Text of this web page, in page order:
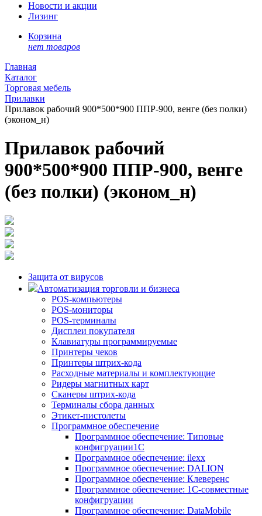
Новости и акции
Лизинг
Корзина
нет товаров
Главная
Каталог
Торговая мебель
Прилавки
Прилавок рабочий 900*500*900 ППР-900, венге (без полки)
(эконом_н)
Прилавок рабочий
900*500*900 ППР-900, венге
(без полки) (эконом_н)
Защита от вирусов
Автоматизация торговли и бизнеса
POS-компьютеры
POS-мониторы
POS-терминалы
Дисплеи покупателя
Клавиатуры программируемые
Принтеры чеков
Принтеры штрих-кода
Расходные материалы и комплектующие
Ридеры магнитных карт
Сканеры штрих-кода
Терминалы сбора данных
Этикет-пистолеты
Программное обеспечение
Программное обеспечение: Типовые
конфигруации1С
Программное обеспечение: ilexx
Программное обеспечение: DALION
Программное обеспечение: Клеверенс
Программное обеспечение: 1С-совместные
конфигруации
Программное обеспечение: DataMobile